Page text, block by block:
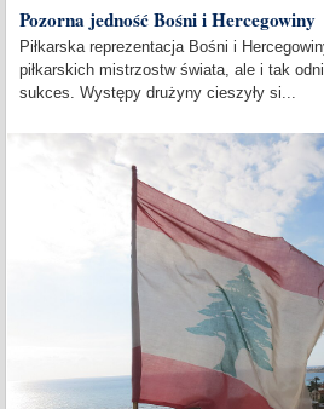
Pozorna jedność Bośni i Hercegowiny
Piłkarska reprezentacja Bośni i
piłkarskich mistrzostw świata, ale i tak
sukces. Występy drużyny cieszyły si...